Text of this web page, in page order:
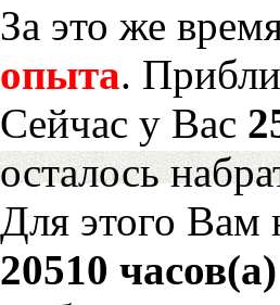
За это же
опыта.
Сейчас у Вас
осталось
Для этого Вам
20510 часов(а)